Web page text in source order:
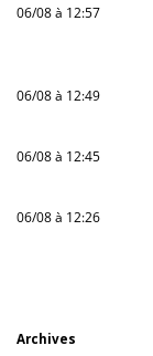
06/08 à 12:57
06/08 à 12:49
06/08 à 12:45
06/08 à 12:26
Archives